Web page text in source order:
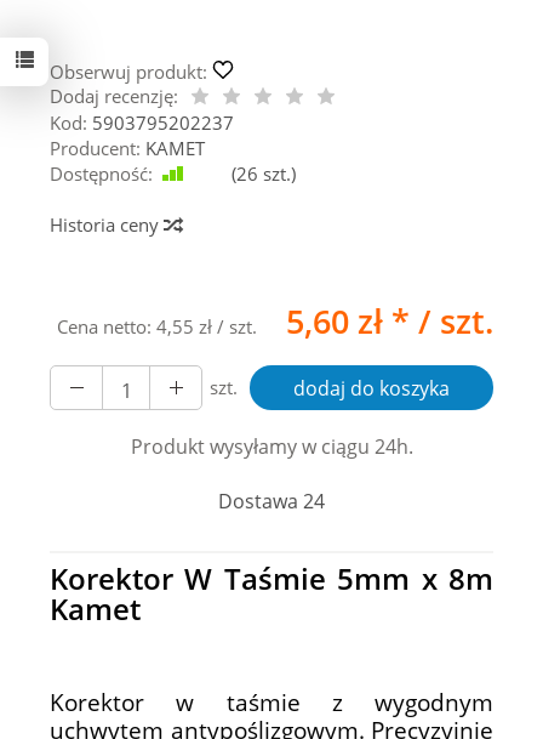
Obserwuj produkt:
Dodaj recenzję:
Kod: 5903795202237
Producent: KAMET
Dostępność:
(26 szt.)
Historia ceny
Cena netto: 4,55 zł / szt. 5,60 zł * / szt.
szt. dodaj do koszyka
Produkt wysyłamy w ciągu 24h.
Dostawa 24
Korektor W Taśmie 5mm x 8m
Kamet
Korektor w taśmie z wygodnym
uchwytem antypoślizgowym. Precyzyjnie